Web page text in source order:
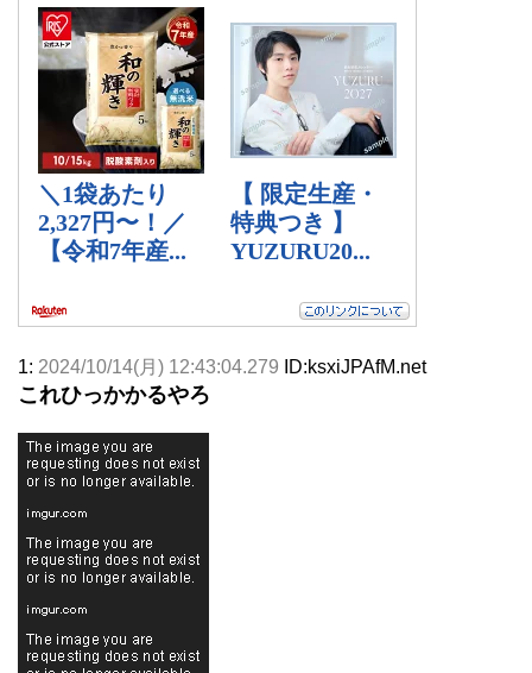
1: 2024/10/14(月) 12:43:04.279 ID:ksxiJPAfM.net
これひっかかるやろ